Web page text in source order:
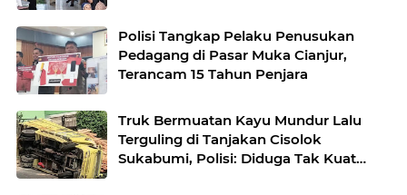
Polisi Tangkap Pelaku Penusukan
Pedagang di Pasar Muka Cianjur,
Terancam 15 Tahun Penjara
Truk Bermuatan Kayu Mundur Lalu
Terguling di Tanjakan Cisolok
Sukabumi, Polisi: Diduga Tak Kuat